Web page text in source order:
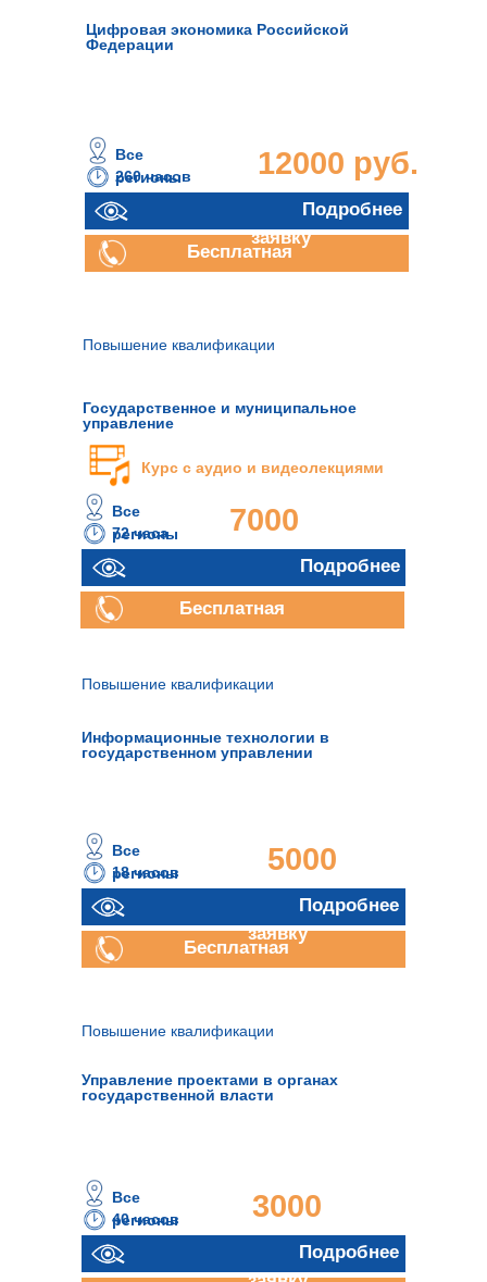
Цифровая экономика Российской
Федерации
260 часов 12000 руб.
Отправить
заявку
Все
регионы
Подробнее
Бесплатная
Государственное и муниципальное
управление
72 часа
7000
Подробнее
Бесплатная
Все
регионы
Повышение квалификации
Повышение квалификации
18 часов
5000
руб.
Отправить
заявку
Все
регионы
Подробнее
Бесплатная
Информационные технологии в
государственном управлении
Повышение квалификации
40 часов
3000
руб.
Отправить
Все
регионы
Подробнее
Управление проектами в органах
государственной власти
Курс с аудио и видеолекциями